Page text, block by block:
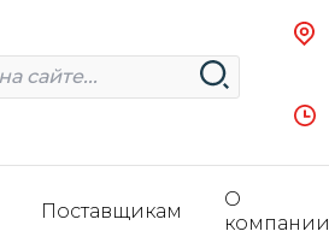
Поставщикам
О
компании